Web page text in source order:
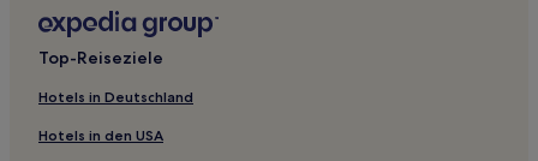
Hotels mit Wellnessbereich in Nassau
Business in Nassau
Top-Reiseziele
Hotels in Deutschland
Hotels in den USA